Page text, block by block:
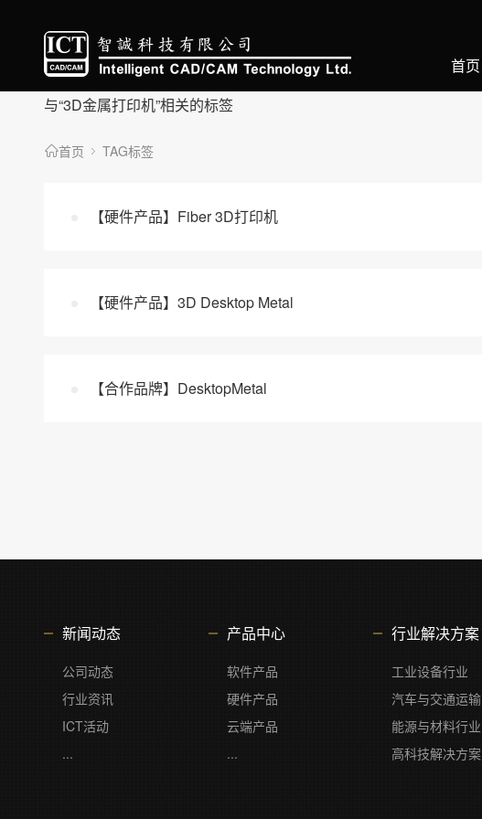
首页
与“3D金属打印机”相关的标签
首页 TAG标签
【硬件产品】Fiber 3D打印机
【硬件产品】3D Desktop Metal
【合作品牌】DesktopMetal
新闻动态
公司动态
行业资讯
ICT活动
...
产品中心
软件产品
硬件产品
云端产品
...
行业解决方案
工业设备行业
汽车与交通运输
能源与材料行业
高科技解决方案